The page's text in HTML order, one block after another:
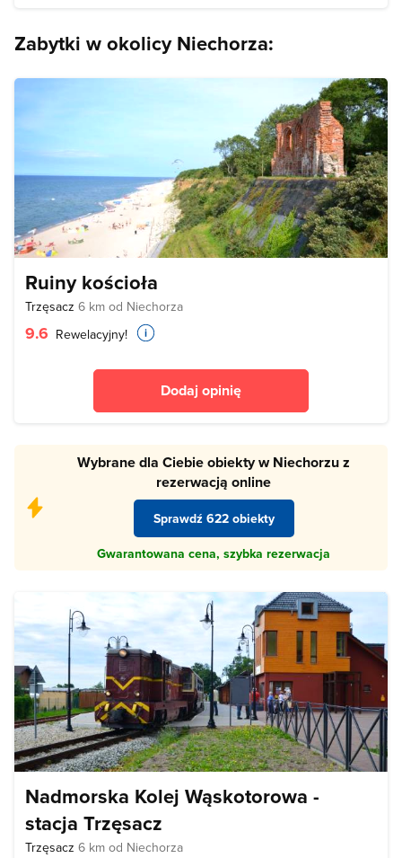
Zabytki w okolicy Niechorza:
Ruiny kościoła
Trzęsacz 6 km od Niechorza
9.6 Rewelacyjny!
Dodaj opinię
Wybrane dla Ciebie obiekty w Niechorzu z
rezerwacją online
Sprawdź 622 obiekty
Gwarantowana cena, szybka rezerwacja
Nadmorska Kolej Wąskotorowa -
stacja Trzęsacz
Trzęsacz 6 km od Niechorza